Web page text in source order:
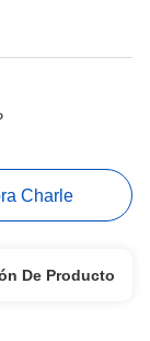
Charle
De Producto